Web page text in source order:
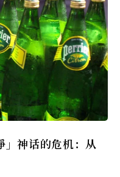
神话的危机：从